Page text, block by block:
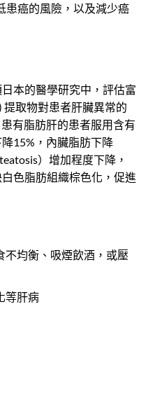
患癌的風險，以及減少癌
本的醫學研究中，評估富
提取物對患者肝臟異常的
有脂肪肝的患者服用含有
15%，內臟脂肪下降
）增加程度下降，
色脂肪組織棕色化，促進
不均衡、吸煙飲酒，或壓
等肝病